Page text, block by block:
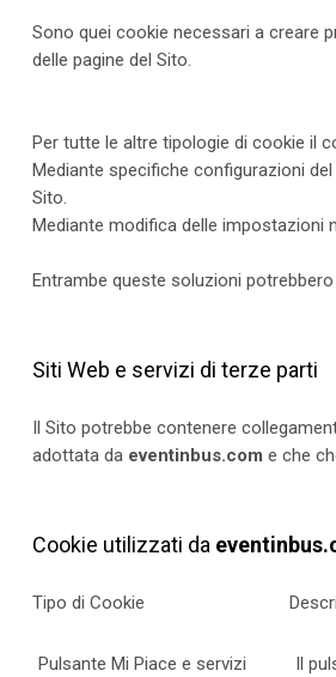
Sono quei cookie necessari a creare
delle pagine del Sito.
Per tutte le altre tipologie di cookie il
Mediante specifiche configurazioni
Sito.
Mediante modifica delle impostazioni
Entrambe queste soluzioni
Siti Web e servizi di terze parti
Il Sito potrebbe contenere
adottata da eventinbus.com e che
Cookie utilizzati da
Tipo di Cookie
Pulsante Mi Piace e servizi
Il